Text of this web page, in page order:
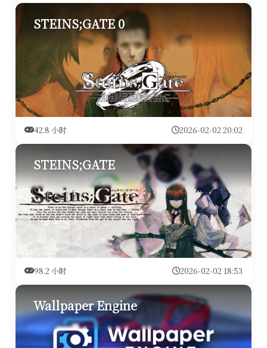
STEINS;GATE 0
42.8 小时 2026-02-02 20:02
STEINS;GATE
98.2 小时 2026-02-02 18:53
Wallpaper Engine